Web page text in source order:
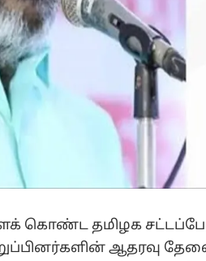
கொண்ட தமிழக
ஆதரவு